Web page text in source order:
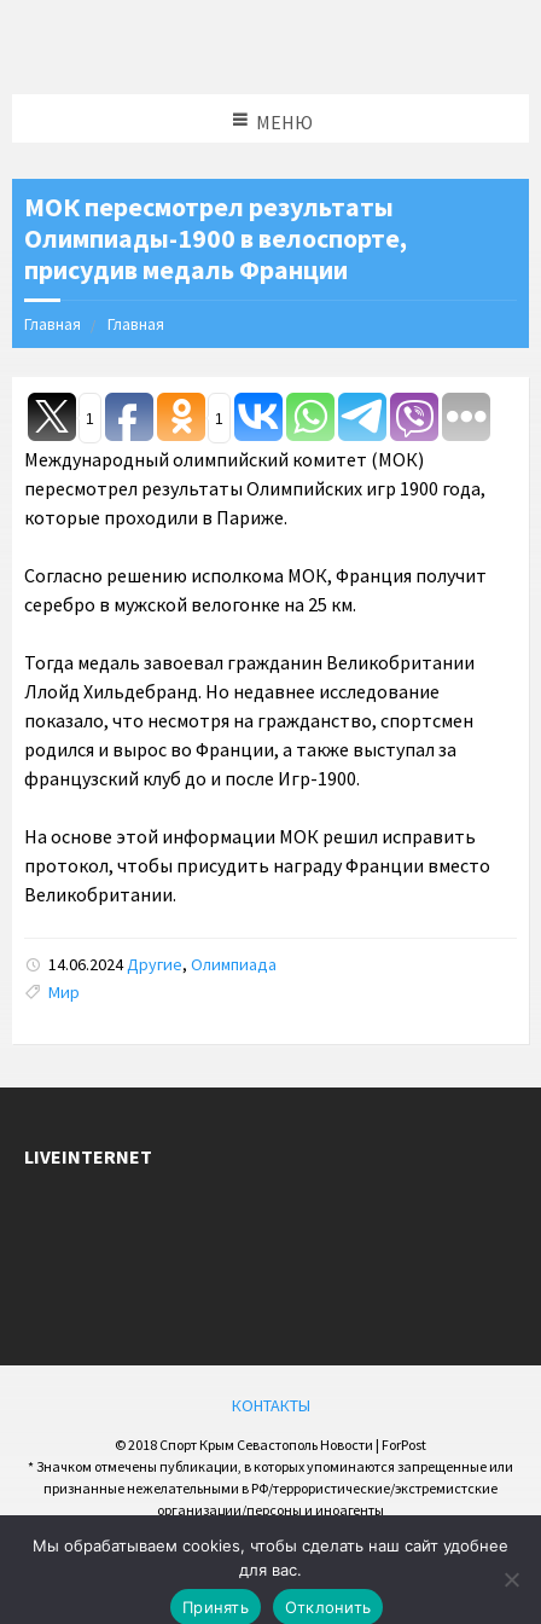
МЕНЮ
МОК пересмотрел результаты
Олимпиады-1900 в велоспорте,
присудив медаль Франции
Главная Главная
1 1
Международный олимпийский комитет (МОК)
пересмотрел результаты Олимпийских игр 1900 года,
которые проходили в Париже.
Согласно решению исполкома МОК, Франция получит
серебро в мужской велогонке на 25 км.
Тогда медаль завоевал гражданин Великобритании
Ллойд Хильдебранд. Но недавнее исследование
показало, что несмотря на гражданство, спортсмен
родился и вырос во Франции, а также выступал за
французский клуб до и после Игр-1900.
На основе этой информации МОК решил исправить
протокол, чтобы присудить награду Франции вместо
Великобритании.
14.06.2024Другие, Олимпиада
Tags:
Мир
LIVEINTERNET
КОНТАКТЫ
© 2018 Спорт Крым Севастополь Новости | ForPost
* Значком отмечены публикации, в которых упоминаются запрещенные или
признанные нежелательными в РФ/террористические/экстремистские
организации/персоны и иноагенты
Мы обрабатываем cookies, чтобы сделать наш сайт удобнее
для вас.
Принять
Отклонить